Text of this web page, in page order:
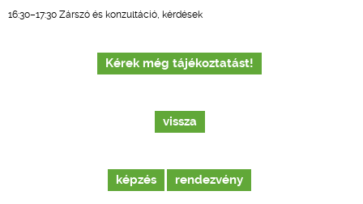
16:30–17:30 Zárszó és konzultáció, kérdések
Kérek még tájékoztatást!
vissza
képzés rendezvény